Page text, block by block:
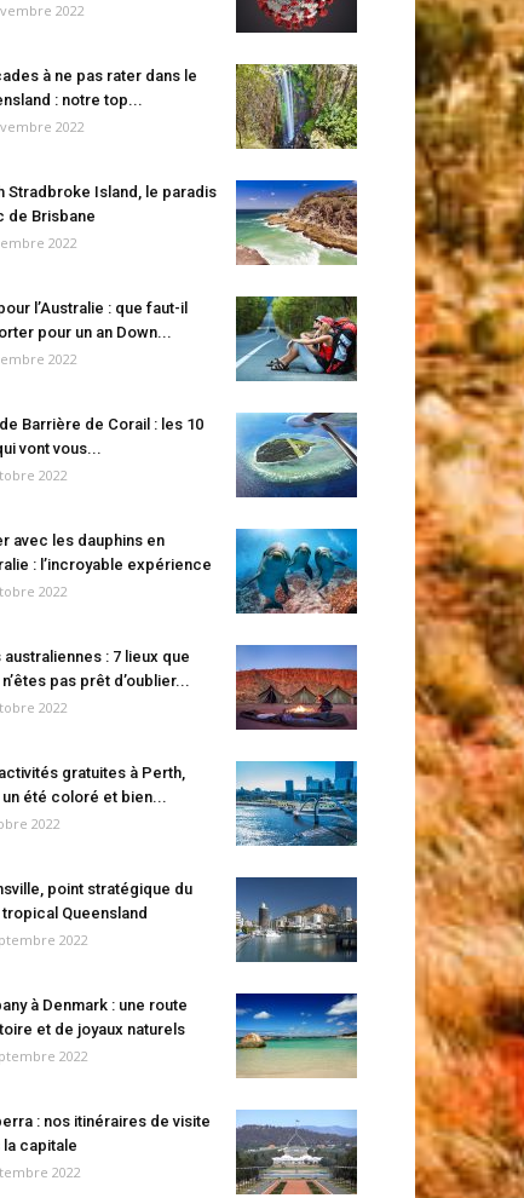
2022
à ne pas rater dans le
: notre top...
2022
Stradbroke Island, le paradis
de Brisbane
2022
l’Australie : que faut-il
pour un an Down...
2022
Barrière de Corail : les 10
vont vous...
2022
avec les dauphins en
: l’incroyable expérience
2022
australiennes : 7 lieux que
pas prêt d’oublier...
2022
gratuites à Perth,
un été coloré et bien...
2022
point stratégique du
Queensland
2022
à Denmark : une route
et de joyaux naturels
2022
: nos itinéraires de visite
la capitale
2022